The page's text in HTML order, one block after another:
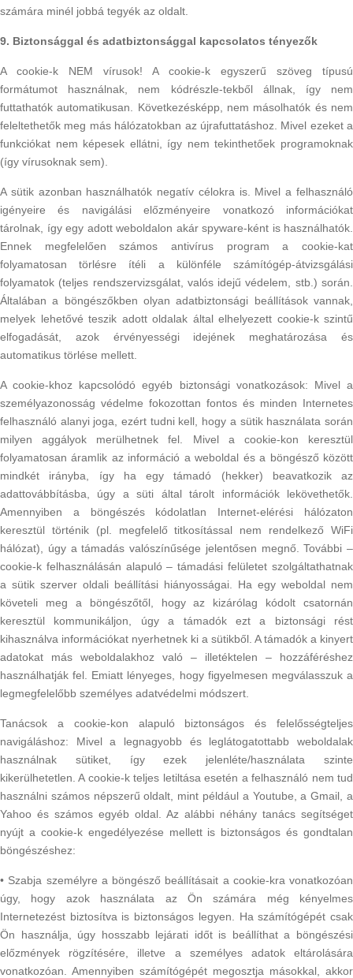
számára minél jobbá tegyék az oldalt.
9. Biztonsággal és adatbiztonsággal kapcsolatos tényezők
A cookie-k NEM vírusok! A cookie-k egyszerű szöveg típusú
formátumot használnak, nem kódrészle-tekből állnak, így nem
futtathatók automatikusan. Következésképp, nem másolhatók és nem
feleltethetők meg más hálózatokban az újrafuttatáshoz. Mivel ezeket a
funkciókat nem képesek ellátni, így nem tekinthetőek programoknak
(így vírusoknak sem).
A sütik azonban használhatók negatív célokra is. Mivel a felhasználó
igényeire és navigálási előzményeire vonatkozó információkat
tárolnak, így egy adott weboldalon akár spyware-ként is használhatók.
Ennek megfelelően számos antivírus program a cookie-kat
folyamatosan törlésre ítéli a különféle számítógép-átvizsgálási
folyamatok (teljes rendszervizsgálat, valós idejű védelem, stb.) során.
Általában a böngészőkben olyan adatbiztonsági beállítások vannak,
melyek lehetővé teszik adott oldalak által elhelyezett cookie-k szintű
elfogadását, azok érvényességi idejének meghatározása és
automatikus törlése mellett.
A cookie-khoz kapcsolódó egyéb biztonsági vonatkozások: Mivel a
személyazonosság védelme fokozottan fontos és minden Internetes
felhasználó alanyi joga, ezért tudni kell, hogy a sütik használata során
milyen aggályok merülhetnek fel. Mivel a cookie-kon keresztül
folyamatosan áramlik az információ a weboldal és a böngésző között
mindkét irányba, így ha egy támadó (hekker) beavatkozik az
adattovábbításba, úgy a süti által tárolt információk lekövethetők.
Amennyiben a böngészés kódolatlan Internet-elérési hálózaton
keresztül történik (pl. megfelelő titkosítással nem rendelkező WiFi
hálózat), úgy a támadás valószínűsége jelentősen megnő. További –
cookie-k felhasználásán alapuló – támadási felületet szolgáltathatnak
a sütik szerver oldali beállítási hiányosságai. Ha egy weboldal nem
követeli meg a böngészőtől, hogy az kizárólag kódolt csatornán
keresztül kommunikáljon, úgy a támadók ezt a biztonsági rést
kihasználva információkat nyerhetnek ki a sütikből. A támadók a kinyert
adatokat más weboldalakhoz való – illetéktelen – hozzáféréshez
használhatják fel. Emiatt lényeges, hogy figyelmesen megválasszuk a
legmegfelelőbb személyes adatvédelmi módszert.
Tanácsok a cookie-kon alapuló biztonságos és felelősségteljes
navigáláshoz: Mivel a legnagyobb és leglátogatottabb weboldalak
használnak sütiket, így ezek jelenléte/használata szinte
kikerülhetetlen. A cookie-k teljes letiltása esetén a felhasználó nem tud
használni számos népszerű oldalt, mint például a Youtube, a Gmail, a
Yahoo és számos egyéb oldal. Az alábbi néhány tanács segítséget
nyújt a cookie-k engedélyezése mellett is biztonságos és gondtalan
böngészéshez:
• Szabja személyre a böngésző beállításait a cookie-kra vonatkozóan
úgy, hogy azok használata az Ön számára még kényelmes
Internetezést biztosítva is biztonságos legyen. Ha számítógépét csak
Ön használja, úgy hosszabb lejárati időt is beállíthat a böngészési
előzmények rögzítésére, illetve a személyes adatok eltárolására
vonatkozóan. Amennyiben számítógépét megosztja másokkal, akkor